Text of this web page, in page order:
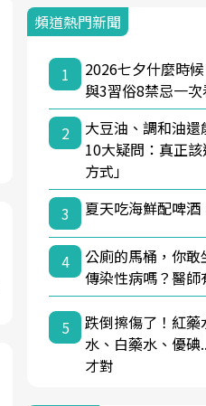
頻道熱門新聞
1
2026七夕什麼時
與3習俗8禁忌一次
2
大豆油、調和油
10大疑問：真正
方式」
3
夏天吃海鮮配啤酒
4
公廁的馬桶，你
傳染性病嗎？醫師
5
跌倒擦傷了！紅
水、白藥水、優
才對